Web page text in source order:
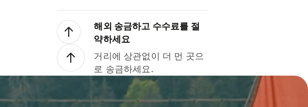
해외 송금하고 수수료를 절
약하세요
거리에 상관없이 더 먼 곳으
로 송금하세요.